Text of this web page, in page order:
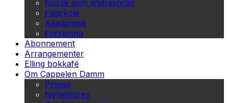
Norsk som andrespråk
Fagskole
Akademisk
Forskning
Abonnement
Arrangementer
Elling bokkafé
Om Cappelen Damm
Presse
Nyhetsbrev